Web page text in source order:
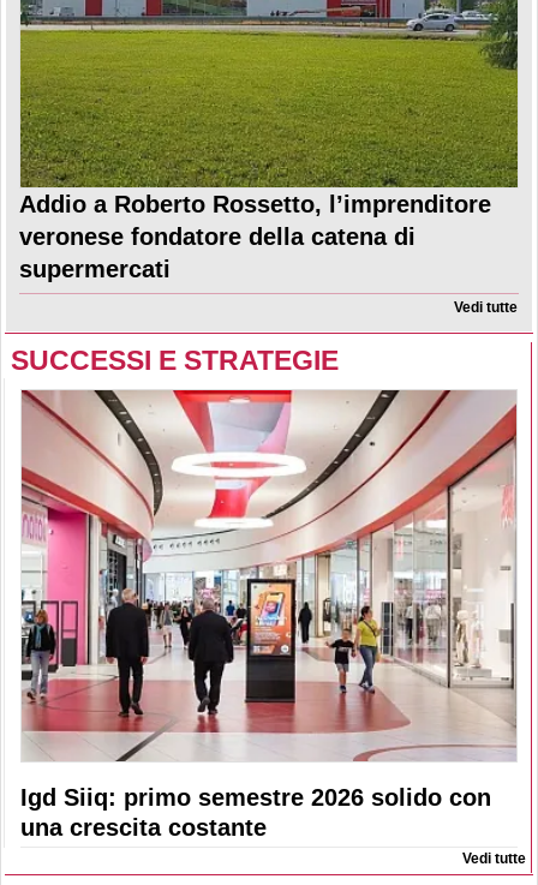
Addio a Roberto Rossetto, l’imprenditore
veronese fondatore della catena di
supermercati
Vedi tutte
SUCCESSI E STRATEGIE
Igd Siiq: primo semestre 2026 solido con
una crescita costante
Vedi tutte